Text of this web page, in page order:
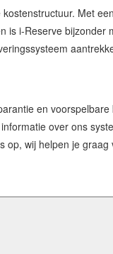
Met
is i-Reserve bijzonder
en
over ons
op, wij helpen je graag